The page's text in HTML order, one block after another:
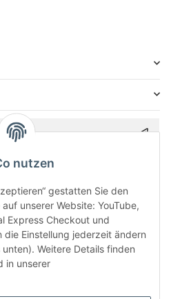
IhrerDatenschutzerklärung
nutzen
gestatten Sie den
unserer Website: YouTube,
Express Checkout und
die Einstellung jederzeit ändern
Weitere Details finden
in unserer